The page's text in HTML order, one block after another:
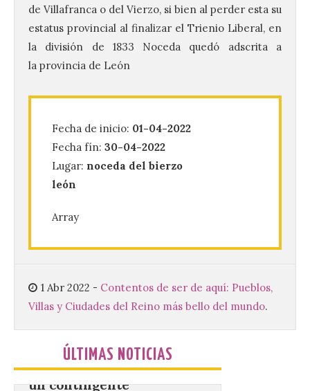
de Villafranca o del Vierzo, si bien al perder esta su
estatus provincial al finalizar el Trienio Liberal, en
la división de 1833 Noceda quedó adscrita a
la provincia de León
Fecha de inicio: 01-04-2022
Fecha fín: 30-04-2022
Lugar: noceda del bierzo
león
Array
1 Abr 2022 - Contentos de ser de aquí: Pueblos,
Villas y Ciudades del Reino más bello del mundo.
ÚLTIMAS NOTICIAS
La UPSA impulsa la
Concurso Internacional de
8 Ago 2026
inéditas, destinadas a coro, con un
noviembre. La Universidad, a […]
un contingente
especializado y